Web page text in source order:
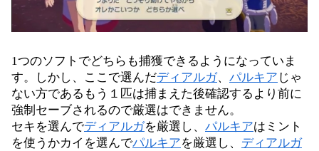
1つのソフトでどちらも捕獲できるようになっていま
す。しかし、ここで選んだディアルガ、 パルキア じゃ
ない方であるもう１匹は捕まえた後確認するより前に
強制セーブされるので厳選はできません。
セキを選んでディアルガを厳選し、 パルキアはミント
を使うかカイを選んでパルキアを厳選し、 ディアルガ